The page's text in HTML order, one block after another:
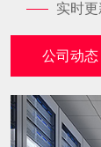
实时
公司动态